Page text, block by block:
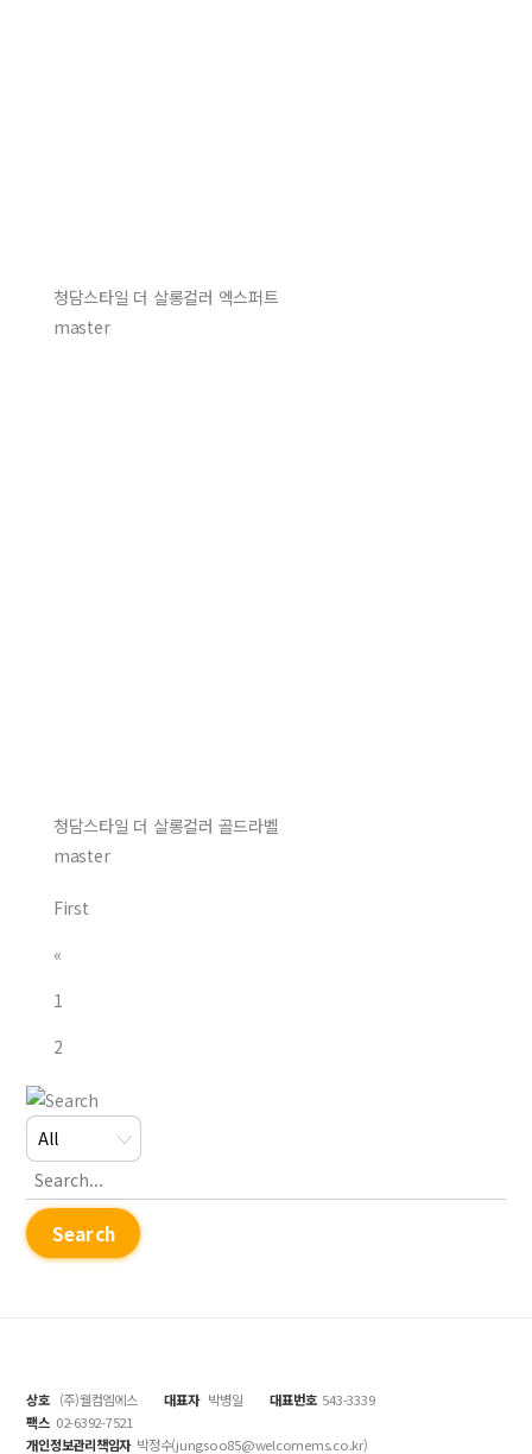
청담스타일 더 살롱컬러 엑스퍼트
master
청담스타일 더 살롱컬러 골드라벨
master
First
«
1
2
Search
상호 (주)웰컴엠에스 대표자 박병일 대표번호 543-3339
팩스 02-6392-7521
개인정보관리책임자 박정수(jungsoo85@welcomems.co.kr)